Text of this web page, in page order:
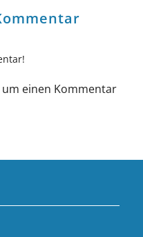
einen Kommentar